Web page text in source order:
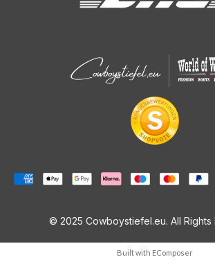
© 2025 Cowboystiefel.eu. All Rights
Built with EComposer